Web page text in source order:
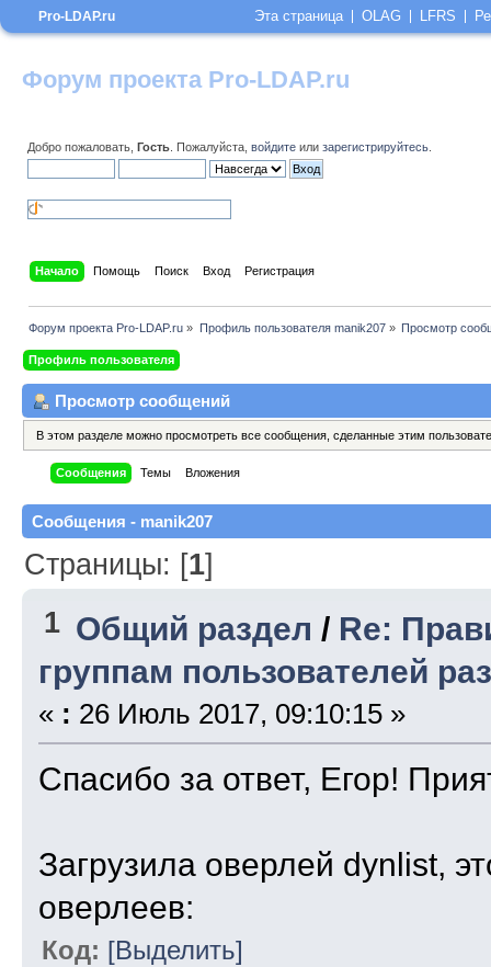
Форум проекта Pro-LDAP.ru
Добро пожаловать, Гость . Пожалуйста, войдите или зарегистрируйтесь
Начало Помощь Поиск Вход Регистрация
Форум проекта Pro-LDAP.ru » Профиль пользователя manik207» Просмотр
Профиль пользователя
Просмотр сообщений
В этом разделе можно просмотреть все сообщения, сделанные этим
Сообщения Темы Вложения
Сообщения - manik207
Страницы: [1]
1 Общий раздел / Re:
группам пользователей
« : 26 Июль 2017, 09:10:15 »
Спасибо за ответ, Егор!
Загрузила оверлей dynlist,
оверлеев:
Код: [Выделить]
Pro-LDAP.ru Эта страница OLAG LFRS